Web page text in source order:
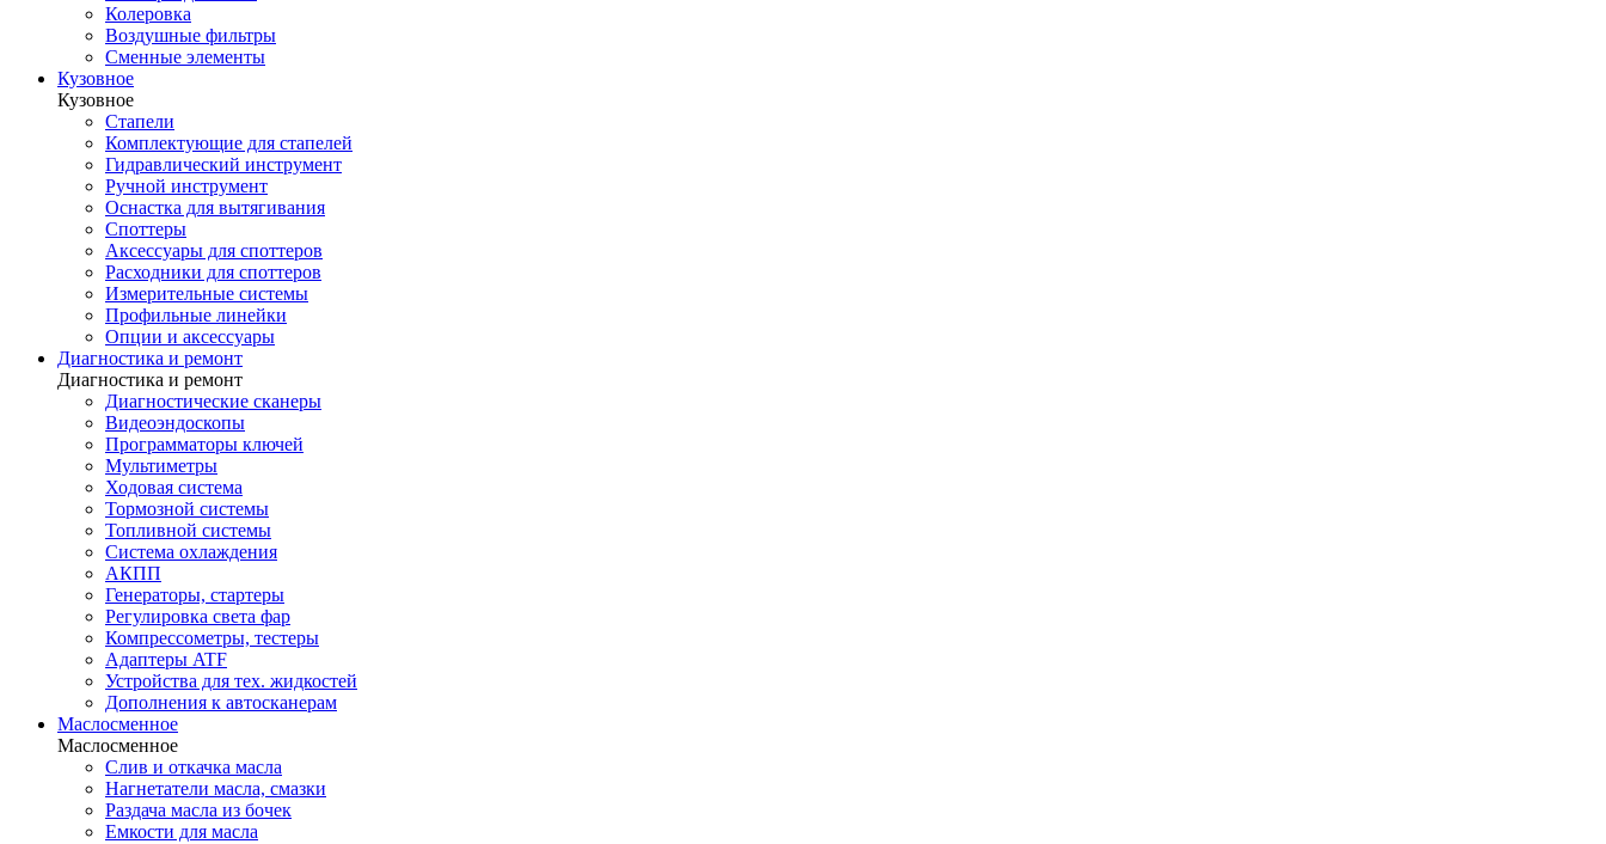
Колеровка
Воздушные фильтры
Сменные элементы
Кузовное
Кузовное
Стапели
Комплектующие для стапелей
Гидравлический инструмент
Ручной инструмент
Оснастка для вытягивания
Споттеры
Аксессуары для споттеров
Расходники для споттеров
Измерительные системы
Профильные линейки
Опции и аксессуары
Диагностика и ремонт
Диагностика и ремонт
Диагностические сканеры
Видеоэндоскопы
Программаторы ключей
Мультиметры
Ходовая система
Тормозной системы
Топливной системы
Система охлаждения
АКПП
Генераторы, стартеры
Регулировка света фар
Компрессометры, тестеры
Адаптеры ATF
Устройства для тех. жидкостей
Дополнения к автосканерам
Маслосменное
Маслосменное
Слив и откачка масла
Нагнетатели масла, смазки
Раздача масла из бочек
Емкости для масла